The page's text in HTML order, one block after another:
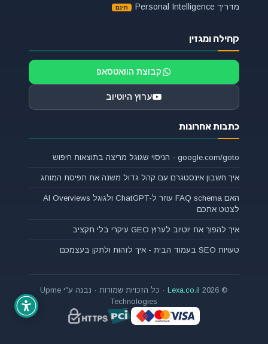
מדריך Personal Intelligence
קהילה ומגזין
קבוצת הוואטסאפ
ערוץ היוטיוב
כתבות אחרונות
google.com/goto - הניסוי שגוגל מריצה בתוצאות חיפוש
איך חשבון אינסטגרם עם קהל גדול משנה את תפיסת המותג
האם FAQ schema עוזר ל-ChatGPT ולגוגל AI Overviews
לצטט אתכם
איך להפוך את יוטיוב לערוץ GEO עיקרי בלי תקציב
טעויות SEO בעמוד הבית - איך לזהות ולתקן בעצמכם
© 2026
Lexa.co.il
· כל הזכויות שמורות · נבנה ע"י Upme
Technologies